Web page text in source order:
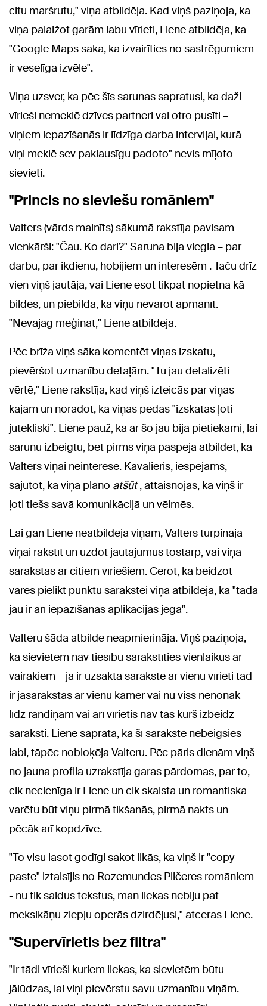
citu maršrutu," viņa atbildēja. Kad viņš paziņoja, ka
viņa palaižot garām labu vīrieti, Liene atbildēja, ka
"Google Maps saka, ka izvairīties no sastrēgumiem
ir veselīga izvēle".
Viņa uzsver, ka pēc šīs sarunas sapratusi, ka daži
vīrieši nemeklē dzīves partneri vai otro pusīti –
viņiem iepazīšanās ir līdzīga darba intervijai, kurā
viņi meklē sev paklausīgu padoto" nevis mīļoto
sievieti.
"Princis no sieviešu romāniem"
Valters (vārds mainīts) sākumā rakstīja pavisam
vienkārši: "Čau. Ko dari?" Saruna bija viegla – par
darbu, par ikdienu, hobijiem un interesēm . Taču drīz
vien viņš jautāja, vai Liene esot tikpat nopietna kā
bildēs, un piebilda, ka viņu nevarot apmānīt.
"Nevajag mēģināt," Liene atbildēja.
Pēc brīža viņš sāka komentēt viņas izskatu,
pievēršot uzmanību detaļām. "Tu jau detalizēti
vērtē," Liene rakstīja, kad viņš izteicās par viņas
kājām un norādot, ka viņas pēdas "izskatās ļoti
jutekliski". Liene pauž, ka ar šo jau bija pietiekami, lai
sarunu izbeigtu, bet pirms viņa paspēja atbildēt, ka
Valters viņai neinteresē. Kavalieris, iespējams,
sajūtot, ka viņa plāno atšūt, attaisnojās, ka viņš ir
ļoti tiešs savā komunikācijā un vēlmēs.
Lai gan Liene neatbildēja viņam, Valters turpināja
viņai rakstīt un uzdot jautājumus tostarp, vai viņa
sarakstās ar citiem vīriešiem. Cerot, ka beidzot
varēs pielikt punktu sarakstei viņa atbildeja, ka "tāda
jau ir arī iepazīšanās aplikācijas jēga".
Valteru šāda atbilde neapmierināja. Viņš paziņoja,
ka sievietēm nav tiesību sarakstīties vienlaikus ar
vairākiem – ja ir uzsākta sarakste ar vienu vīrieti tad
ir jāsarakstās ar vienu kamēr vai nu viss nenonāk
līdz randiņam vai arī vīrietis nav tas kurš izbeidz
saraksti. Liene saprata, ka šī sarakste nebeigsies
labi, tāpēc nobloķēja Valteru. Pēc pāris dienām viņš
no jauna profila uzrakstīja garas pārdomas, par to,
cik necienīga ir Liene un cik skaista un romantiska
varētu būt viņu pirmā tikšanās, pirmā nakts un
pēcāk arī kopdzīve.
"To visu lasot godīgi sakot likās, ka viņš ir "copy
paste" iztaisījis no Rozemundes Pilčeres romāniem
- nu tik saldus tekstus, man liekas nebiju pat
meksikāņu ziepju operās dzirdējusi," atceras Liene.
"Supervīrietis bez filtra"
"Ir tādi vīrieši kuriem liekas, ka sievietēm būtu
jālūdzas, lai viņi pievērstu savu uzmanību viņām.